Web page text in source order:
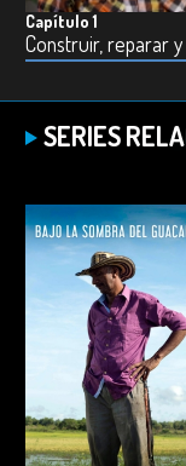
Capítulo 1
Construir, reparar
SERIES
ESCUCHAR